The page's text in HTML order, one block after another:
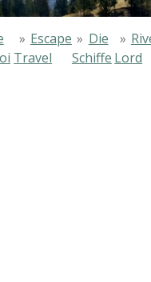
» Escape
Travel
» Die
Schiffe
»
Lord